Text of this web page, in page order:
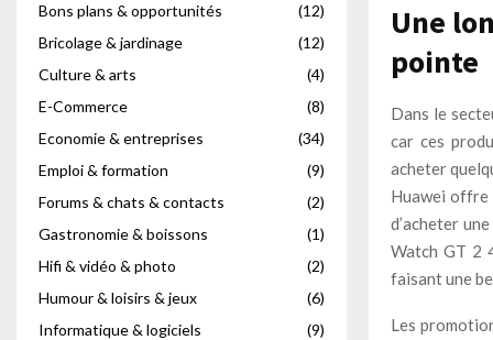
Une
pointe
Dans le
car ces
acheter
Huawei offre
d’acheter
Watch GT 2
faisant une
Les
Bons plans & opportunités
(12)
Bricolage & jardinage
(12)
Culture & arts
(4)
E-Commerce
(8)
Economie & entreprises
(34)
Emploi & formation
(9)
Forums & chats & contacts
(2)
Gastronomie & boissons
(1)
Hifi & vidéo & photo
(2)
Humour & loisirs & jeux
(6)
Informatique & logiciels
(9)